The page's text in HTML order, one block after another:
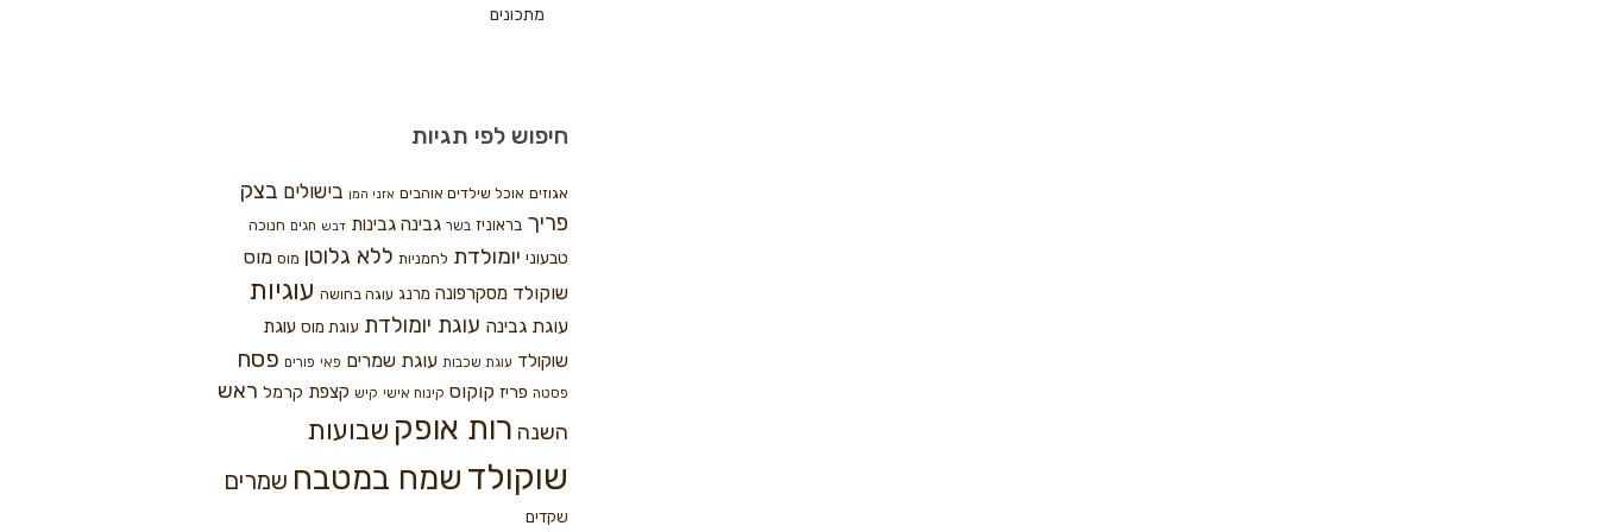
מתכונים
חיפוש לפי תגיות
אגוזים אוכל שילדים אוהבים אזני המן בישולים בצק
פריך בראוניז בשר גבינה גבינות דבש חגים חנוכה
טבעוני יומולדת לחמניות ללא גלוטן מוס מוס
שוקולד מסקרפונה מרנג עוגה בחושה עוגיות
עוגת גבינה עוגת יומולדת עוגת מוס עוגת
שוקולד עוגת שכבות עוגת שמרים פאי פורים פסח
פסטה פריז קוקוס קינוח אישי קיש קצפת קרמל ראש
השנה רות אופק שבועות
שוקולד שמח במטבח שמרים
שקדים